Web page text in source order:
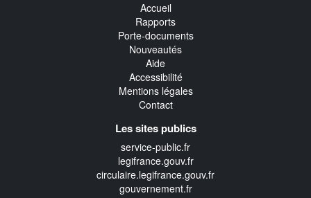
Accueil
Rapports
Porte-documents
Nouveautés
Aide
Accessibilité
Mentions légales
Contact
Les sites publics
service-public.fr
legifrance.gouv.fr
circulaire.legifrance.gouv.fr
gouvernement.fr